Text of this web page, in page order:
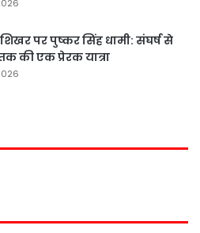
पर पुष्कर सिंह धामी: संघर्ष से
की एक प्रेरक यात्रा